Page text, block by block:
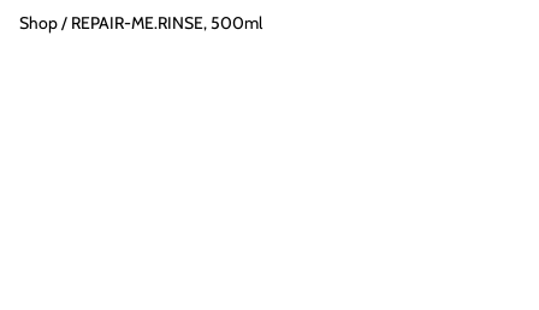
Shop/ REPAIR-ME.RINSE, 500ml